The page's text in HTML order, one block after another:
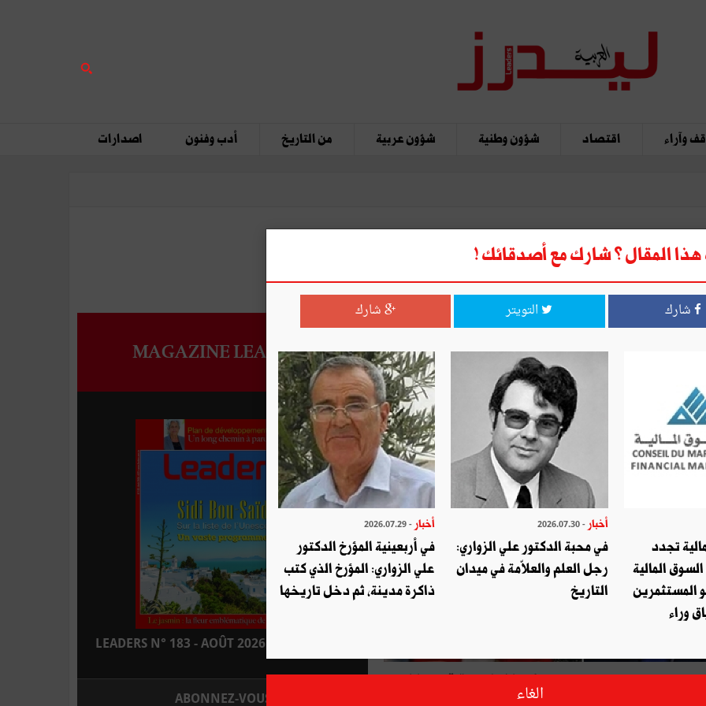
وآراء اقتصاد شؤون وطنية شؤون عربية من التاريخ أدب وفنون اصدارات
السابقة بالمعهد الاعلى للقضاء -كم شغفنا بقصة قيس وليلى
MAGAZINE LEADERS
LEADERS N° 183 - AOÛT 2026 : EN KIOSQUE
ABONNEZ-VOUS
المقال ؟ شارك مع أصدقائك !
شارك التويتر شارك
تجدد
المالية
المستثمرين
وراء
أخبار - 2026.07.30
في محبة الدكتور علي الزواري:
رجل العلم والعلاّمة في ميدان
التاريخ
أخبار - 2026.07.29
في أربعينية المؤرخ الدكتور
علي الزواري: المؤرخ الذي كتب
ذاكرة مدينة، ثم دخل تاريخها
الغاء